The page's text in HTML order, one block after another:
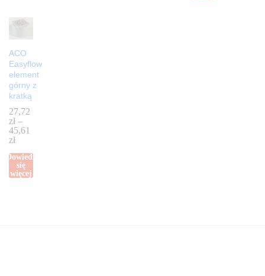
ACO
Easyflow
element
górny z
kratką
27,72
zł –
45,61
zł
Dowiedz
się
więcej